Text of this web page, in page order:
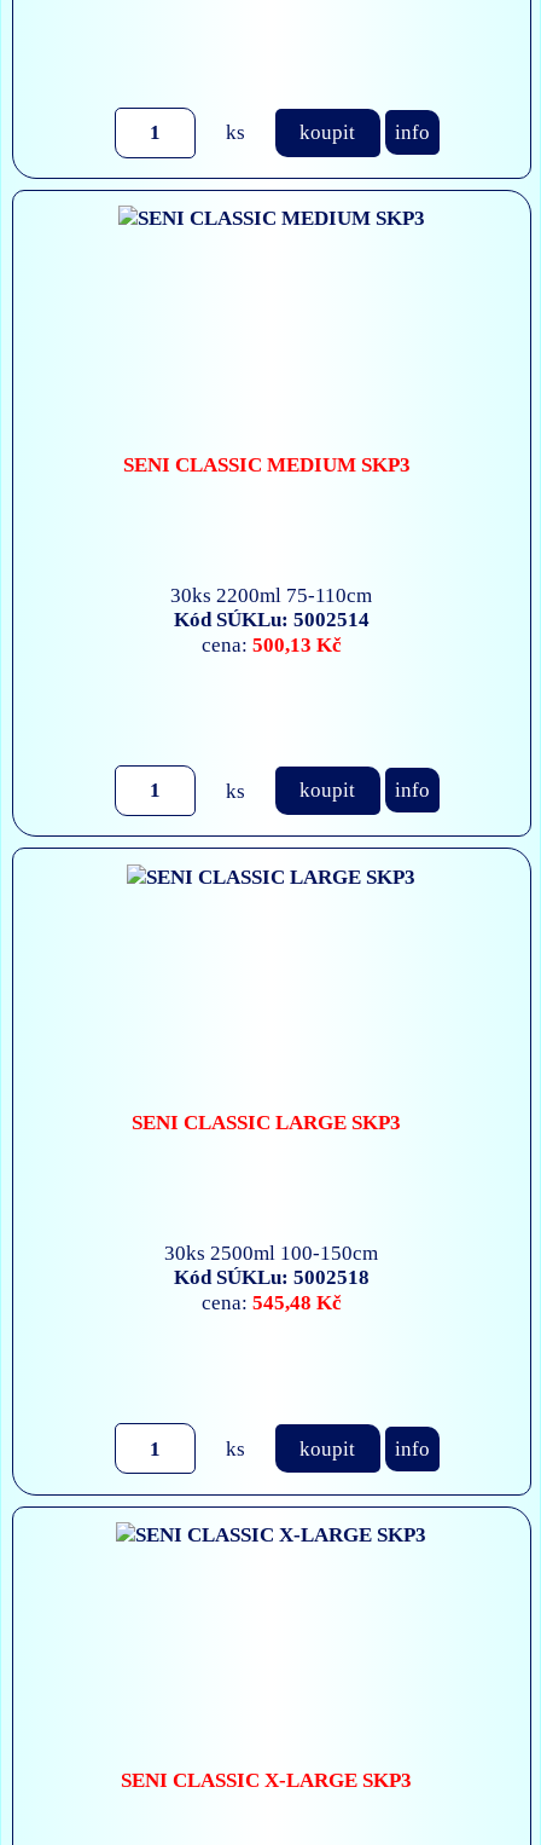
ks koupit info
SENI CLASSIC MEDIUM SKP3
30ks 2200ml 75-110cm
Kód SÚKLu: 5002514
cena: 500,13 Kč
ks koupit info
SENI CLASSIC LARGE SKP3
30ks 2500ml 100-150cm
Kód SÚKLu: 5002518
cena: 545,48 Kč
ks koupit info
SENI CLASSIC X-LARGE SKP3